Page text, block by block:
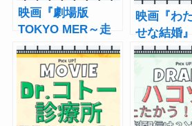
映画『劇場版
TOKYO MER～走
る緊急救命室～』
はいつから配
信？ 動画配信サ
ービス・あらす
じ・キャスト
映画『わ
せな結婚
で見る方
配信サー
らすじ・